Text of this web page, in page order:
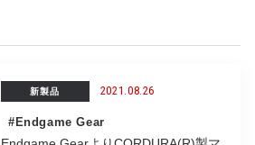
新製品 2021.08.26
#Endgame Gear